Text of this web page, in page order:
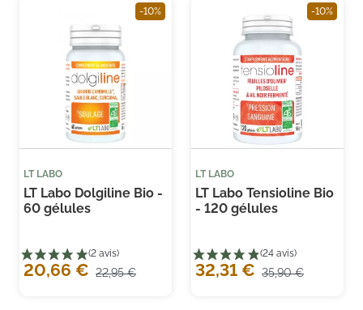
-10%
LT LABO
LT Labo Dolgiline Bio -
60 gélules
20,66 € 22,95 €
-10%
LT LABO
LT Labo Tensioline Bio
- 120 gélules
32,31 € 35,90 €